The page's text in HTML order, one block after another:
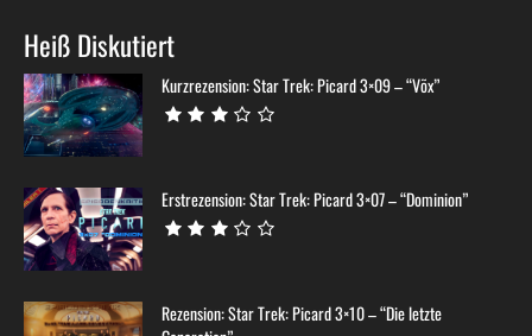
Heiß Diskutiert
Kurzrezension: Star Trek: Picard 3×09 – “Võx”
Erstrezension: Star Trek: Picard 3×07 – “Dominion”
Rezension: Star Trek: Picard 3×10 – “Die letzte